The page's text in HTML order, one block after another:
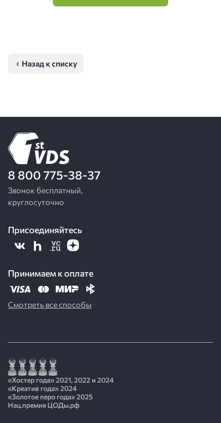
Назад к списку
8 800 775-38-37
Звонок бесплатный,
круглосуточно
Присоединяйтесь
Принимаем к оплате
Смотреть все способы
«Хостер года» 2021, 2022 и 2024
«Креатив года» 2024
«Золотое перо года» 2025
Нац.премия ЦОДы.рф